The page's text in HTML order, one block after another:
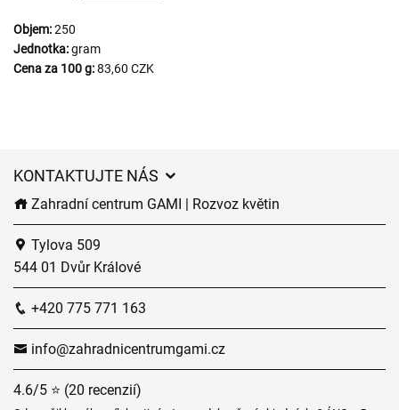
Objem:250
Jednotka:gram
Cena za 100 g:83,60 CZK
KONTAKTUJTE NÁS
Zahradní centrum GAMI | Rozvoz květin
Tylova 509
544 01 Dvůr Králové
+420 775 771 163
info@zahradnicentrumgami.cz
4.6/5 ⭐ (20 recenzií)